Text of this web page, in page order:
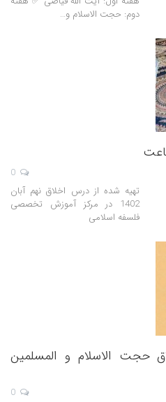
دوم: حجت الاسلام و…
تهیه شده از درس اخلاق نهم آبان
1402 در مرکز آموزش تخصصی
فلسفه اسلامی
حجت الاسلام و المسلمین